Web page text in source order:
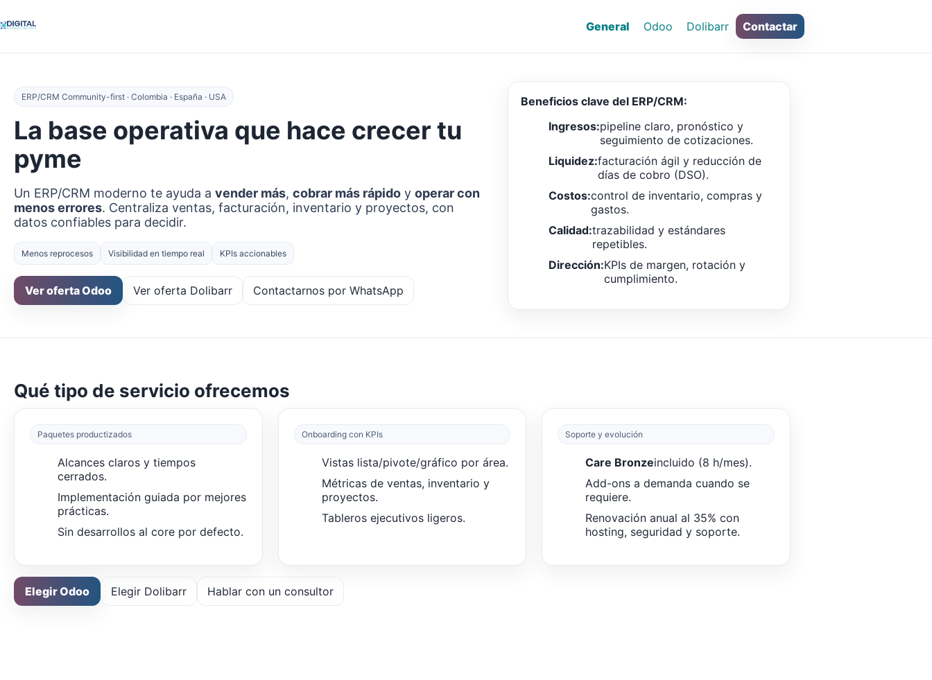
General Odoo Dolibarr Contactar
ERP/CRM Community-first · Colombia · España · USA
La base operativa que hace crecer tu
pyme
Un ERP/CRM moderno te ayuda a vender más, cobrar más rápido y operar con
menos errores. Centraliza ventas, facturación, inventario y proyectos, con
datos confiables para decidir.
Menos reprocesos Visibilidad en tiempo real KPIs accionables
Ver oferta Odoo Ver oferta Dolibarr Contactarnos por WhatsApp
Beneficios clave del ERP/CRM:
Ingresos:pipeline claro, pronóstico y
seguimiento de cotizaciones.
Liquidez:facturación ágil y reducción de
días de cobro (DSO).
Costos:control de inventario, compras y
gastos.
Calidad:trazabilidad y estándares
repetibles.
Dirección:KPIs de margen, rotación y
cumplimiento.
Qué tipo de servicio ofrecemos
Paquetes productizados
Alcances claros y tiempos
cerrados.
Implementación guiada por mejores
prácticas.
Sin desarrollos al core por defecto.
Onboarding con KPIs
Vistas lista/pivote/gráfico por área.
Métricas de ventas, inventario y
proyectos.
Tableros ejecutivos ligeros.
Soporte y evolución
Care Bronzeincluido (8 h/mes).
Add-ons a demanda cuando se
requiere.
Renovación anual al 35% con
hosting, seguridad y soporte.
Elegir Odoo Elegir Dolibarr Hablar con un consultor